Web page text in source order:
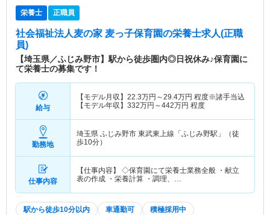
栄養士 正職員
社会福祉法人麦の家 麦っ子保育園の栄養士求人(正職
員)
【埼玉県／ふじみ野市】駅から徒歩圏内◎日祝休み♪保育園に
て栄養士の募集です！
給与
【モデル月収】 22.3万円～29.4万円 程度※諸手当込
【モデル年収】 332万円～442万円 程度
勤務地
埼玉県 ふじみ野市 東武東上線「ふじみ野駅」（徒
歩10分）
仕事内容
【仕事内容】 ◇保育園にて栄養士業務全般 ・献立
表の作成 ・栄養計算 ・調理、…
駅から徒歩10分以内 車通勤可 積極採用中